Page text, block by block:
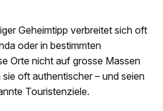
Geheimtipp verbreitet sich oft
oder in bestimmten
Orte nicht auf grosse Massen
oft authentischer – und seien
Touristenziele.